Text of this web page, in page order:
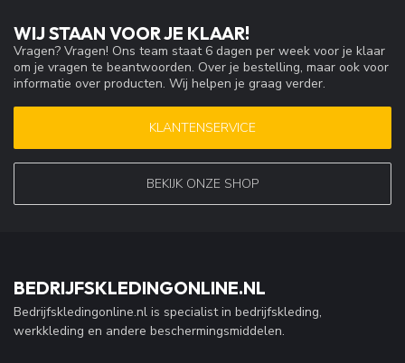
WIJ STAAN VOOR JE KLAAR!
Vragen? Vragen! Ons team staat 6 dagen per week voor je klaar
om je vragen te beantwoorden. Over je bestelling, maar ook voor
informatie over producten. Wij helpen je graag verder.
KLANTENSERVICE
BEKIJK ONZE SHOP
BEDRIJFSKLEDINGONLINE.NL
Bedrijfskledingonline.nl is specialist in bedrijfskleding,
werkkleding en andere beschermingsmiddelen.